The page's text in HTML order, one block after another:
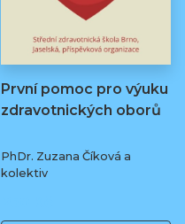
První pomoc pro výuku
zdravotnických oborů
PhDr. Zuzana Číková a
kolektiv